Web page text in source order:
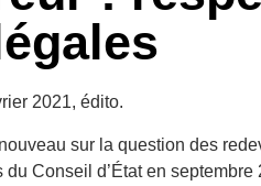
2021, édito.
sur la question des
Conseil d’État en